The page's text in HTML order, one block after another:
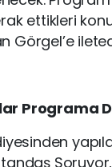
ettikleri
Görgel’e
Programa